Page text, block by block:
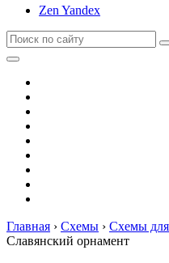
Zen Yandex
Главная › Схемы › Схемы
Славянский орнамент